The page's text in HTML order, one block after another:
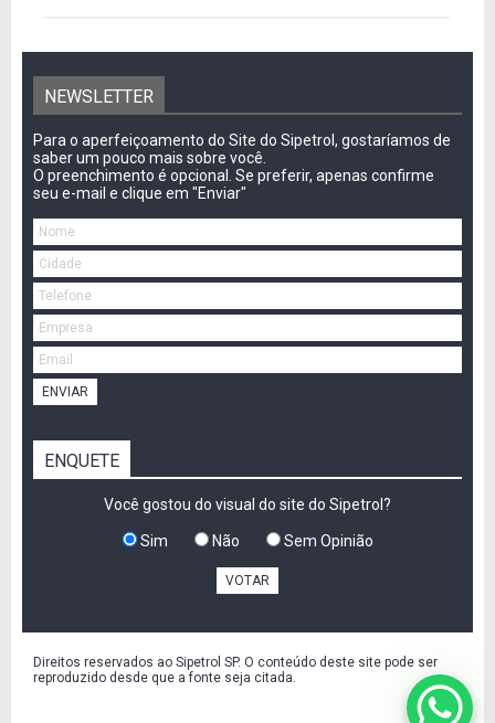
NEWSLETTER
Para o aperfeiçoamento do Site do Sipetrol, gostaríamos de
saber um pouco mais sobre você.
O preenchimento é opcional. Se preferir, apenas confirme
seu e-mail e clique em "Enviar"
ENVIAR
ENQUETE
Você gostou do visual do site do Sipetrol?
Sim Não Sem Opinião
VOTAR
Direitos reservados ao Sipetrol SP. O conteúdo deste site pode ser
reproduzido desde que a fonte seja citada.